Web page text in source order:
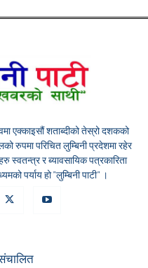
एक्काइसौं शताब्दीको तेस्रो दशकको
रुपमा परिचित लुम्बिनी प्रदेशमा रहेर
स्वतन्त्र र ब्यावसायिक पत्रकारिता
पर्याय हो "लुम्बिनी पाटी" ।